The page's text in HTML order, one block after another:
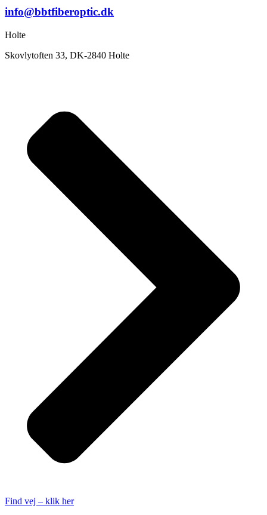
info@bbtfiberoptic.dk
Holte
Skovlytoften 33, DK-2840 Holte
Find vej – klik her